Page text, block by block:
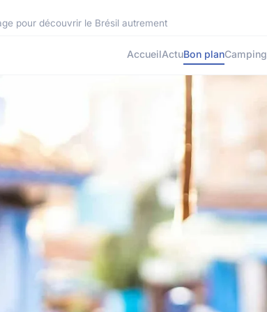
pour découvrir le Brésil autrement
AccueilActuBon planCamping